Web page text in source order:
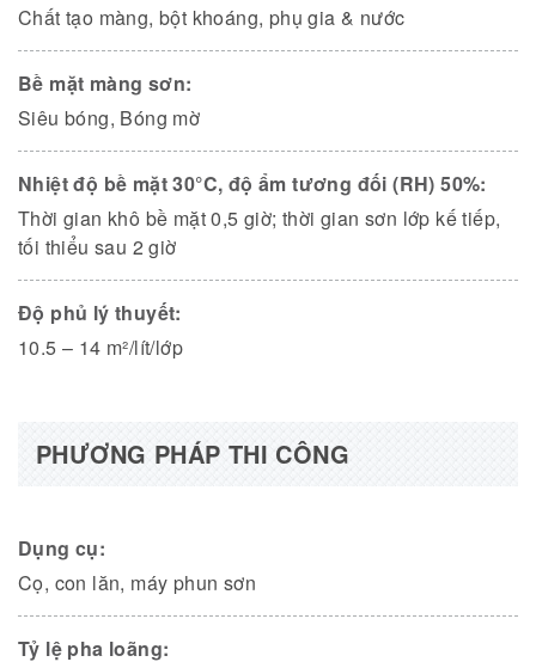
Chất tạo màng, bột khoáng, phụ gia & nước
Bề mặt màng sơn:
Siêu bóng, Bóng mờ
Nhiệt độ bề mặt 30°C, độ ẩm tương đối (RH) 50%:
Thời gian khô bề mặt 0,5 giờ; thời gian sơn lớp kế tiếp,
tối thiểu sau 2 giờ
Độ phủ lý thuyết:
10.5 – 14 m²/lít/lớp
PHƯƠNG PHÁP THI CÔNG
Dụng cụ:
Cọ, con lăn, máy phun sơn
Tỷ lệ pha loãng: